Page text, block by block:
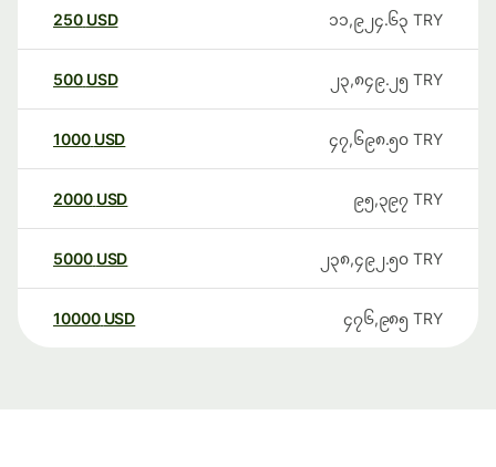
250 USD ၁၁,၉၂၄.၆၃ TRY
500 USD ၂၃,၈၄၉.၂၅ TRY
1000 USD ၄၇,၆၉၈.၅၀ TRY
2000 USD ၉၅,၃၉၇ TRY
5000 USD ၂၃၈,၄၉၂.၅၀ TRY
10000 USD ၄၇၆,၉၈၅ TRY